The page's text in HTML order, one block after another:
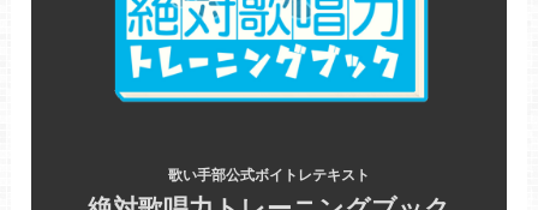
歌い手部公式ボイトレテキスト